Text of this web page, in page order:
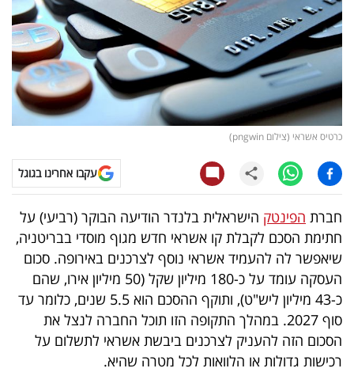
דעות
רכילות
עסקית
קריפטו
ויראלי
טלוויזיה
עסקי
ספורט
קריירה
ולימודים
מינויים
כרטיס אשראי (צילום pngwin)
עקבו אחרינו בגוגל
חברת הפינטק הישראלית בלנדר הודיעה הבוקר (רביעי) על
חתימת הסכם לקבלת קו אשראי חדש מגוף מוסדי בבריטניה,
שיאפשר לה להעמיד אשראי נוסף לצרכנים באירופה. סכום
העסקה עומד על כ-180 מיליון שקל (50 מיליון אירו, שהם
כ-43 מיליון ליש"ט), ותוקף ההסכם הוא 5.5 שנים, כלומר עד
סוף 2027. במהלך התקופה הזו תוכל החברה לנצל את
הסכום הזה להעניק לצרכנים ביבשת אשראי לתשלום על
רכישות גדולות או הלוואות לכל מטרה שהיא.